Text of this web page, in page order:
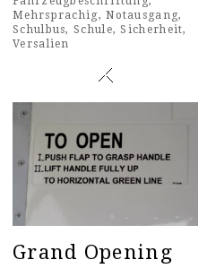
Mehrsprachig,Notausgang,
Schulbus,Schule,Sicherheit,
Versalien
Grand Opening